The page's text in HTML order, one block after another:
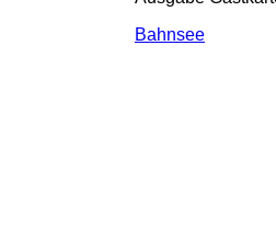
Bahnsee